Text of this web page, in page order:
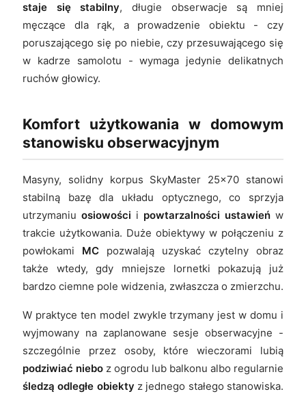
staje się stabilny, długie obserwacje są mniej
męczące dla rąk, a prowadzenie obiektu - czy
poruszającego się po niebie, czy przesuwającego się
w kadrze samolotu - wymaga jedynie delikatnych
ruchów głowicy.
Komfort użytkowania w domowym
stanowisku obserwacyjnym
Masyny, solidny korpus SkyMaster 25x70 stanowi
stabilną bazę dla układu optycznego, co sprzyja
utrzymaniu osiowości i powtarzalności ustawień w
trakcie użytkowania. Duże obiektywy w połączeniu z
powłokami MC pozwalają uzyskać czytelny obraz
także wtedy, gdy mniejsze lornetki pokazują już
bardzo ciemne pole widzenia, zwłaszcza o zmierzchu.
W praktyce ten model zwykle trzymany jest w domu i
wyjmowany na zaplanowane sesje obserwacyjne -
szczególnie przez osoby, które wieczorami lubią
podziwiać niebo z ogrodu lub balkonu albo regularnie
śledzą odległe obiekty z jednego stałego stanowiska.